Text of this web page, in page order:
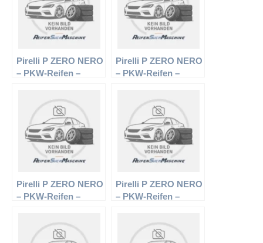
Pirelli P ZERO NERO
– PKW-Reifen –
Pirelli P ZERO NERO
– PKW-Reifen –
Pirelli P ZERO NERO
– PKW-Reifen –
Pirelli P ZERO NERO
– PKW-Reifen –